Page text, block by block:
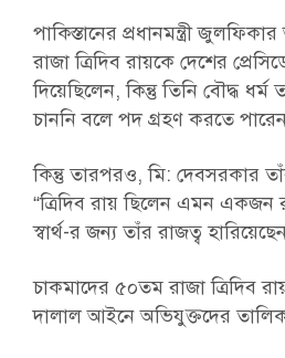
পাকিস্তানের প্রধানমন্ত্রী
রাজা ত্রিদিব রায়কে দেশের
দিয়েছিলেন, কিন্তু তিনি বৌদ্ধ
চাননি বলে পদ গ্রহণ করতে
কিন্তু তারপরও, মি: দেবসরকার
“ত্রিদিব রায় ছিলেন এমন একজন
স্বার্থ-র জন্য তাঁর রাজত্ব
চাকমাদের ৫০তম রাজা ত্রিদিব
দালাল আইনে অভিযুক্তদের